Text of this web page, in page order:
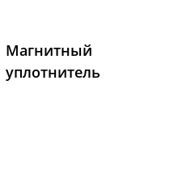
Магнитный
уплотнитель